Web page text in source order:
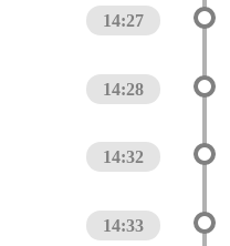
14:27
14:28
14:32
14:33